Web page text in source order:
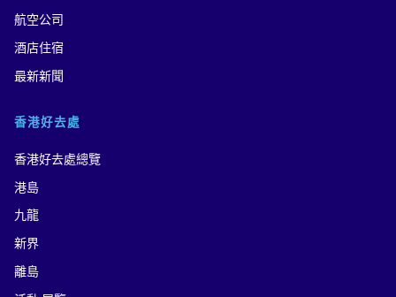
航空公司
酒店住宿
最新新聞
香港好去處
香港好去處總覽
港島
九龍
新界
離島